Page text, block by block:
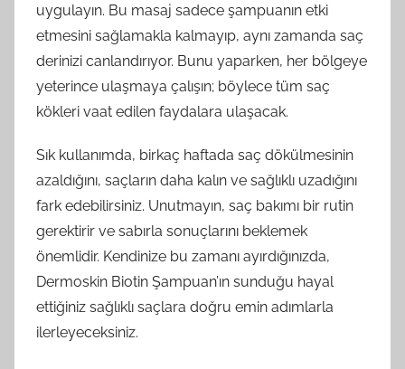
uygulayın. Bu masaj sadece şampuanın etki
etmesini sağlamakla kalmayıp, aynı zamanda saç
derinizi canlandırıyor. Bunu yaparken, her bölgeye
yeterince ulaşmaya çalışın; böylece tüm saç
kökleri vaat edilen faydalara ulaşacak.
Sık kullanımda, birkaç haftada saç dökülmesinin
azaldığını, saçların daha kalın ve sağlıklı uzadığını
fark edebilirsiniz. Unutmayın, saç bakımı bir rutin
gerektirir ve sabırla sonuçlarını beklemek
önemlidir. Kendinize bu zamanı ayırdığınızda,
Dermoskin Biotin Şampuan’ın sunduğu hayal
ettiğiniz sağlıklı saçlara doğru emin adımlarla
ilerleyeceksiniz.